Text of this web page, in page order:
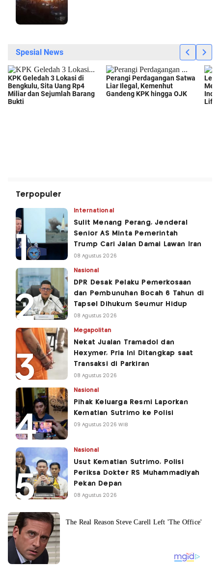
Terpopuler
International
Sulit Menang Perang, Jenderal
Senior AS Minta Pemerintah
Trump Cari Jalan Damai Lawan Iran
08 Agustus 2026
Nasional
DPR Desak Pelaku Pemerkosaan
dan Pembunuhan Bocah 6 Tahun di
Tapsel Dihukum Seumur Hidup
08 Agustus 2026
Megapolitan
Nekat Jualan Tramadol dan
Hexymer, Pria Ini Ditangkap saat
Transaksi di Parkiran
08 Agustus 2026
Nasional
Pihak Keluarga Resmi Laporkan
Kematian Sutrimo ke Polisi
09 Agustus 2026 WIB
Nasional
Usut Kematian Sutrimo, Polisi
Periksa Dokter RS Muhammadiyah
Pekan Depan
08 Agustus 2026